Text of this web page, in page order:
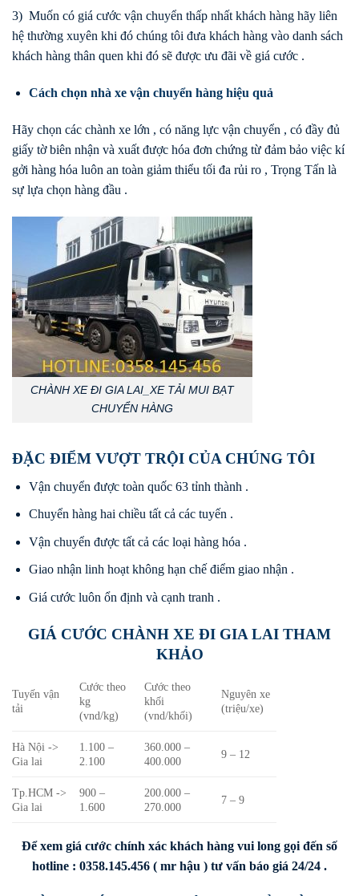
3) Muốn có giá cước vận chuyển thấp nhất khách hàng hãy liên
hệ thường xuyên khi đó chúng tôi đưa khách hàng vào danh sách
khách hàng thân quen khi đó sẽ được ưu đãi về giá cước .
Cách chọn nhà xe vận chuyển hàng hiệu quả
Hãy chọn các chành xe lớn , có năng lực vận chuyển , có đầy đủ
giấy tờ biên nhận và xuất được hóa đơn chứng từ đảm bảo việc kí
gởi hàng hóa luôn an toàn giảm thiểu tối đa rủi ro , Trọng Tấn là
sự lựa chọn hàng đầu .
CHÀNH XE ĐI GIA LAI_XE TẢI MUI BẠT
CHUYỂN HÀNG
ĐẶC ĐIỂM VƯỢT TRỘI CỦA CHÚNG TÔI
Vận chuyển được toàn quốc 63 tỉnh thành .
Chuyển hàng hai chiều tất cả các tuyến .
Vận chuyển được tất cả các loại hàng hóa .
Giao nhận linh hoạt không hạn chế điểm giao nhận .
Giá cước luôn ổn định và cạnh tranh .
GIÁ CƯỚC CHÀNH XE ĐI GIA LAI THAM
KHẢO
Tuyến vận
tải
Cước theo
kg
(vnd/kg)
Cước theo
khối
(vnd/khối)
Nguyên xe
(triệu/xe)
Hà Nội ->
Gia lai
1.100 –
2.100
360.000 –
400.000
9 – 12
Tp.HCM ->
Gia lai
900 –
1.600
200.000 –
270.000
7 – 9
Để xem giá cước chính xác khách hàng vui long gọi đến số
hotline : 0358.145.456 ( mr hậu ) tư vấn báo giá 24/24 .